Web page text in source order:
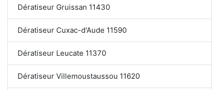
Dératiseur Gruissan 11430
Dératiseur Cuxac-d'Aude 11590
Dératiseur Leucate 11370
Dératiseur Villemoustaussou 11620